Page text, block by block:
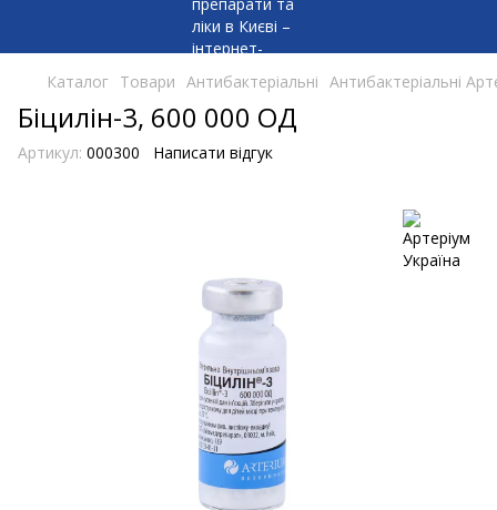
Каталог Товари Антибактеріальні Антибактеріальні
Біцилін-3, 600 000 ОД
Артикул: 000300 Написати відгук